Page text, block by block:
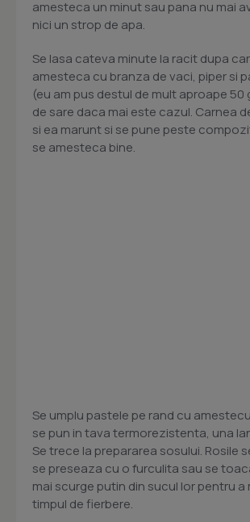
amesteca un minut sau pana nu mai
nici un strop de apa.
Se lasa cateva minute la racit dupa
amesteca cu branza de vaci, piper si
(eu am pus destul de mult aproape 50
de sare daca mai este cazul. Carnea
si ea marunt si se pune peste
se amesteca bine.
Se umplu pastele pe rand cu
se pun in tava termorezistenta, una
Se trece la prepararea sosului. Rosile
se preseaza cu o furculita sau se
mai scurge putin din sucul lor pentru a
timpul de fierbere.